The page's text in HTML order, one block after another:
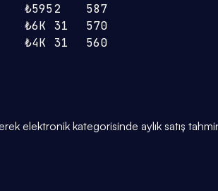
₺5952
587
₺6K 31
570
₺4K 31 560
elektronik kategorisinde aylık satış